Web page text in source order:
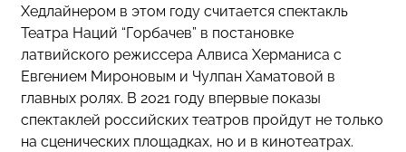
Хедлайнером в этом году считается спектакль
Театра Наций “Горбачев” в постановке
латвийского режиссера Алвиса Херманиса с
Евгением Мироновым и Чулпан Хаматовой в
главных ролях. В 2021 году впервые показы
спектаклей российских театров пройдут не только
на сценических площадках, но и в кинотеатрах.